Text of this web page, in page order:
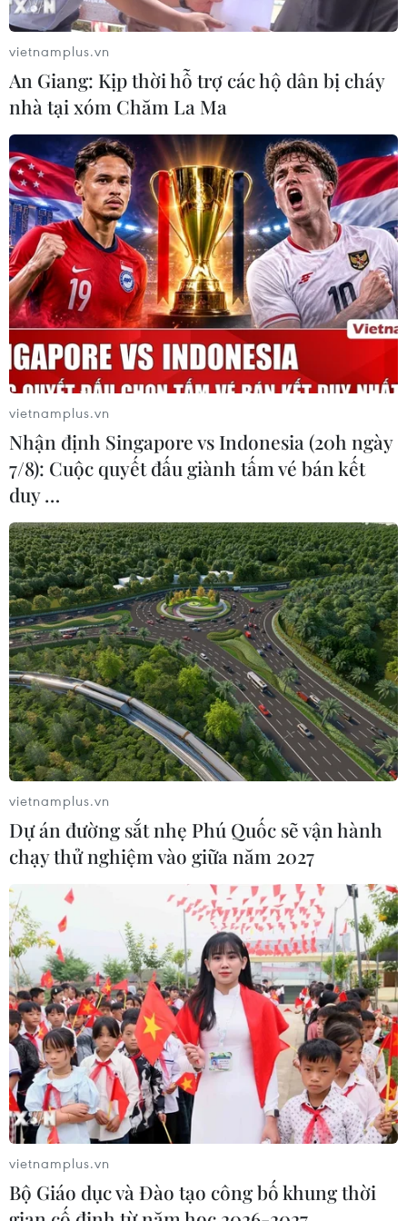
Bắt nhóm lừa đảo Internet bằng chiêu đặt
phòng khách sạn
25/12/2013 10:22
Mua lại tài khoản tín dụng bị đánh cắp, Hoàng Anh và
đồng bọn sử dụng để đặt phòng rồi cấu kết với nhân
viên rút ra 1,4 tỷ đồng.
vietnamplus.vn
An Giang: Kịp thời hỗ trợ các hộ dân bị cháy
nhà tại xóm Chăm La Ma
vietnamplus.vn
Nhận định Singapore vs Indonesia (20h ngày
7/8): Cuộc quyết đấu giành tấm vé bán kết
duy …
vietnamplus.vn
Dự án đường sắt nhẹ Phú Quốc sẽ vận hành
chạy thử nghiệm vào giữa năm 2027
vietnamplus.vn
Bộ Giáo dục và Đào tạo công bố khung thời